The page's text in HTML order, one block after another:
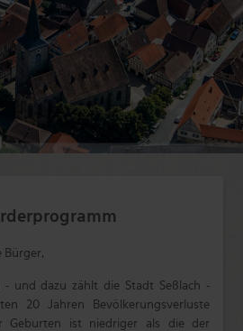
Bürger,
- und dazu zählt die Stadt Seßlach -
20 Jahren Bevölkerungsverluste
Geburten ist niedriger als die der